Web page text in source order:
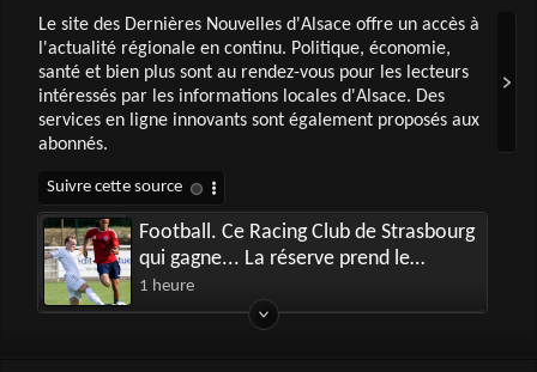
Le site des Dernières Nouvelles d'Alsace offre un accès à
l'actualité régionale en continu. Politique, économie,
santé et bien plus sont au rendez-vous pour les lecteurs
intéressés par les informations locales d'Alsace. Des
services en ligne innovants sont également proposés aux
abonnés.
Football. Ce Racing Club de Strasbourg
qui gagne... La réserve prend le
meilleur sur le FR Haguenau
1 heure